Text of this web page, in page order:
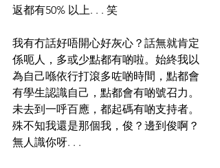
返都有50% 以上. . . 笑
我有冇話好唔開心好灰心？話無就肯定
係呃人，多或少點都有啲啦。始終我以
為自己喺依行打滾多咗啲時間，點都會
有學生認識自己，點都會有啲號召力。
未去到一呼百應，都起碼有啲支持者。
殊不知我還是那個我，俊？邊到俊啊？
無人識你呀. . .